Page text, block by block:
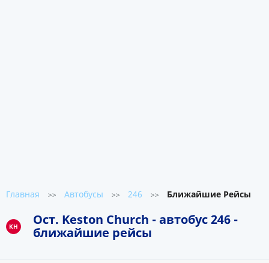
Главная >> Автобусы >> 246 >> Ближайшие Рейсы
KH
Ост. Keston Church - автобус 246 -
ближайшие рейсы